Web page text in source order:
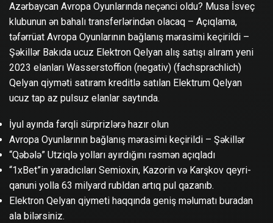
Azərbaycan Avropa Oyunlarında neçənci oldu? Musa İsveç
klubunun ən bahalı transferlərindən olacaq – Açıqlama,
təfərrüat Avropa Oyunlarının bağlanış mərasimi keçirildi –
Şəkillər Bakıda ucuz Elektron Qelyan alış satışı alıram yeni
2023 elanları Wasserstoffion (negativ) (fachsprachlich)
Qelyan qiyməti satıram kreditlə satılan Elektrum Qelyan
ucuz tap az pulsuz elanlar saytında.
İyul ayında fərqli sürprizlərə hazır olun
Avropa Oyunlarının bağlanış mərasimi keçirildi – Şəkillər
“Qəbələ” Utziqlə yolları ayırdığını rəsmən açıqladı
“1xBet”in yaradıcıları Semioxin, Kazorin və Karşkov qeyri-
qanuni yolla 63 milyard rubldan artıq pul qazanıb.
Elektron Qelyan qiymeti haqqında geniş məlumatı buradan
ala bilərsiniz.